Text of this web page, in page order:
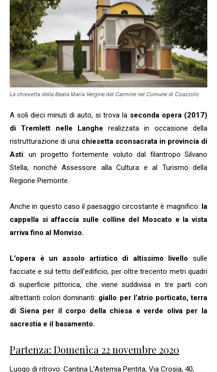
La chiesetta della Beata Maria Vergine del Carmine nel Comune di Coazzolo
A soli dieci minuti di auto, si trova la seconda opera (2017)
di Tremlett nelle Langhe realizzata in occasione della
ristrutturazione di una chiesetta sconsacrata in provincia di
Asti: un progetto fortemente voluto dal filantropo Silvano
Stella, nonché Assessore alla Cultura e al Turismo della
Regione Piemonte.
Anche in questo caso il paesaggio circostante è magnifico: la
cappella si affaccia sulle colline del Moscato e la vista
arriva fino al Monviso.
L’opera è un assolo artistico di altissimo livello sulle
facciate e sul tetto dell’edificio, per oltre trecento metri quadri
di superficie pittorica, che viene suddivisa in tre parti con
altrettanti colori dominanti: giallo per l’atrio porticato, terra
di Siena per il corpo della chiesa e verde oliva per la
sacrestia e il basamento.
Partenza: Domenica 22 novembre 2020
Luogo di ritrovo: Cantina L’Astemia Pentita, Via Crosia, 40,